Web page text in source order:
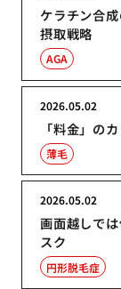
ケラチン合
摂取戦略
AGA
「料金」の
2026.05.02
薄毛
画面越しで
スク
2026.05.02
円形脱毛症